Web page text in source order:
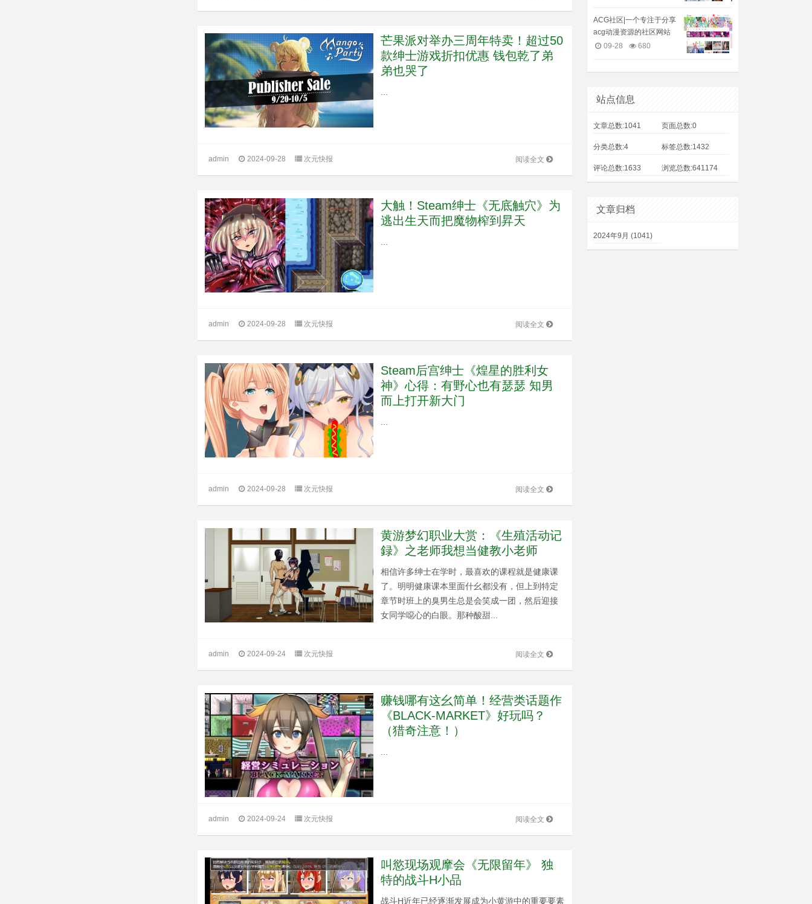
芒果派对举办三周年特卖！超过50
款绅士游戏折扣优惠 钱包乾了弟
弟也哭了
阅读全文
admin 2024-09-28 次元快报
大触！Steam绅士《无底触穴》为
逃出生天而把魔物榨到昇天
阅读全文
admin 2024-09-28 次元快报
Steam后宫绅士《煌星的胜利女
神》心得：有野心也有瑟瑟 知男
而上打开新大门
阅读全文
admin 2024-09-28 次元快报
黄游梦幻职业大赏：《生殖活动记
録》之老师我想当健教小老师
相信许多绅士在学时，最喜欢的课程就是健康课
了。明明健康课本里面什幺都没有，但上到特定
章节时班上的臭男生总是会笑成一团，然后迎接
女同学噁心的白眼。那种酸甜...
阅读全文
admin 2024-09-24 次元快报
赚钱哪有这幺简单！经营类话题作
《BLACK-MARKET》好玩吗？
（猎奇注意！）
阅读全文
admin 2024-09-24 次元快报
叫慾现场观摩会《无限留年》 独
特的战斗H小品
战斗H近年已经逐渐发展成为小黄游中的重要要素
ACG社区|一个专注于分享
acg动漫资源的社区网站
09-28
680
站点信息
文章总数:1041 页面总数:0
分类总数:4 标签总数:1432
评论总数:1633 浏览总数:641174
文章归档
2024年9月 (1041)